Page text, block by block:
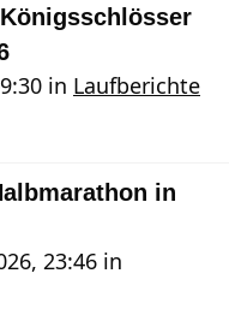
in Laufberichte
in
23:46 in